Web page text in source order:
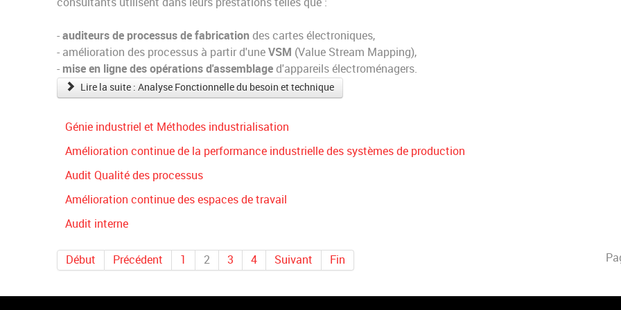
- auditeurs de processus de fabrication des cartes électroniques,
- amélioration des processus à partir d'une VSM (Value Stream Mapping),
- mise en ligne des opérations d'assemblage d'appareils électroménagers.
Lire la suite : Analyse Fonctionnelle du besoin et technique
Génie industriel et Méthodes industrialisation
Amélioration continue de la performance industrielle des systèmes de production
Audit Qualité des processus
Amélioration continue des espaces de travail
Audit interne
Début Précédent 1 2 3 4 Suivant Fin